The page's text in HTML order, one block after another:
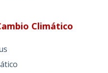
Climático